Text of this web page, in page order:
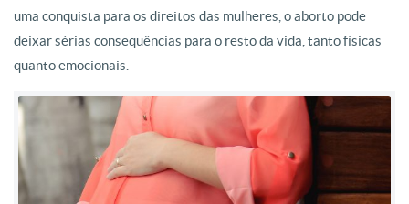
uma conquista para os direitos das mulheres, o aborto pode
deixar sérias consequências para o resto da vida, tanto físicas
quanto emocionais.